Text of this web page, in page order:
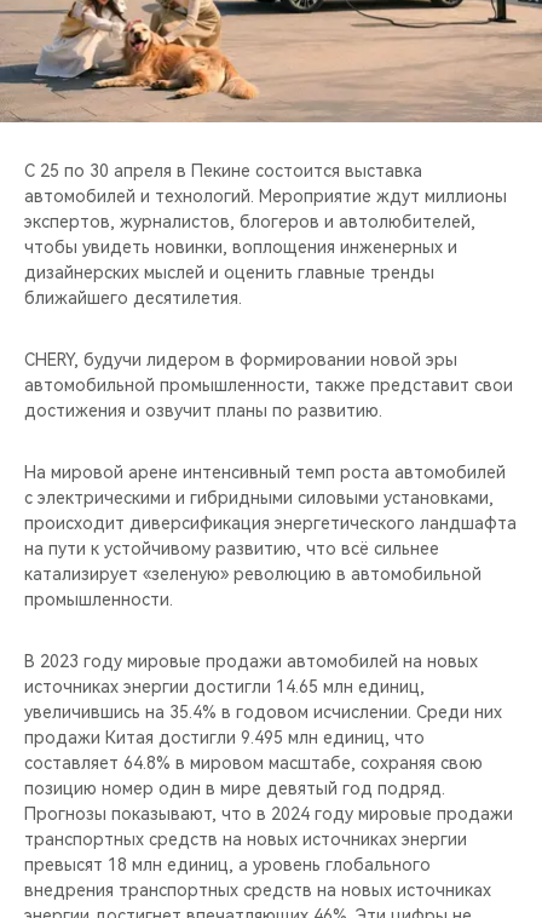
CHERY И СПОРТ
НАШИ МЕРОПРИЯТИЯ
ВИДЕООБЗОРЫ
CHERY ДЛЯ ДЕТЕЙ
С 25 по 30 апреля в Пекине состоится выставка
автомобилей и технологий. Мероприятие ждут миллионы
экспертов, журналистов, блогеров и автолюбителей,
чтобы увидеть новинки, воплощения инженерных и
дизайнерских мыслей и оценить главные тренды
ближайшего десятилетия.
CHERY, будучи лидером в формировании новой эры
автомобильной промышленности, также представит свои
достижения и озвучит планы по развитию.
На мировой арене интенсивный темп роста автомобилей
с электрическими и гибридными силовыми установками,
происходит диверсификация энергетического ландшафта
на пути к устойчивому развитию, что всё сильнее
катализирует «зеленую» революцию в автомобильной
промышленности.
В 2023 году мировые продажи автомобилей на новых
источниках энергии достигли 14.65 млн единиц,
увеличившись на 35.4% в годовом исчислении. Среди них
продажи Китая достигли 9.495 млн единиц, что
составляет 64.8% в мировом масштабе, сохраняя свою
позицию номер один в мире девятый год подряд.
Прогнозы показывают, что в 2024 году мировые продажи
транспортных средств на новых источниках энергии
превысят 18 млн единиц, а уровень глобального
внедрения транспортных средств на новых источниках